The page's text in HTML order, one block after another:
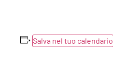
Salva nel tuo calendario